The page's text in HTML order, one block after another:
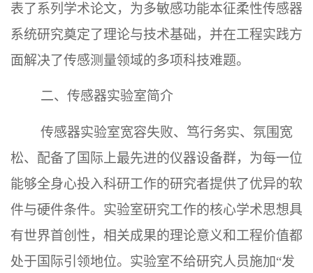
表了系列学术论文，为多敏感功能本征柔性传感器
系统研究奠定了理论与技术基础，并在工程实践方
面解决了传感测量领域的多项科技难题。
二、传感器实验室简介
传感器实验室宽容失败、笃行务实、氛围宽
松、配备了国际上最先进的仪器设备群，为每一位
能够全身心投入科研工作的研究者提供了优异的软
件与硬件条件。实验室研究工作的核心学术思想具
有世界首创性，相关成果的理论意义和工程价值都
处于国际引领地位。实验室不给研究人员施加“发